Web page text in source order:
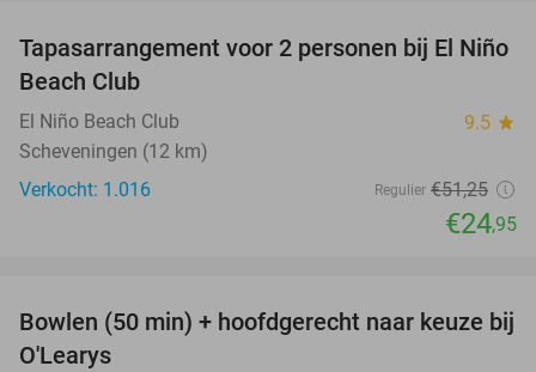
51%
Tapasarrangement voor 2 personen bij El Niño
Beach Club
El Niño Beach Club 9.5 star
Scheveningen (12 km)
Verkocht: 1.016
Regulier €51,25
€24,95
38%
Bowlen (50 min) + hoofdgerecht naar keuze bij
O'Learys